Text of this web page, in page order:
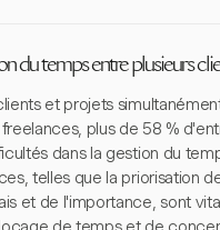
du temps entre plusieurs
et projets
plus de 58 %
dans la gestion du
telles que la priorisation
et de l'importance, sont